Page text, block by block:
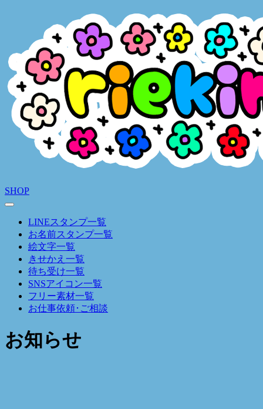
SHOP
LINEスタンプ一覧
お名前スタンプ一覧
絵文字一覧
きせかえ一覧
待ち受け一覧
SNSアイコン一覧
フリー素材一覧
お仕事依頼･ご相談
お知らせ